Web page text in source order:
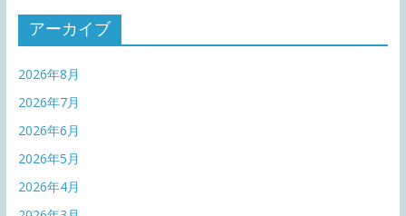
アーカイブ
2026年8月
2026年7月
2026年6月
2026年5月
2026年4月